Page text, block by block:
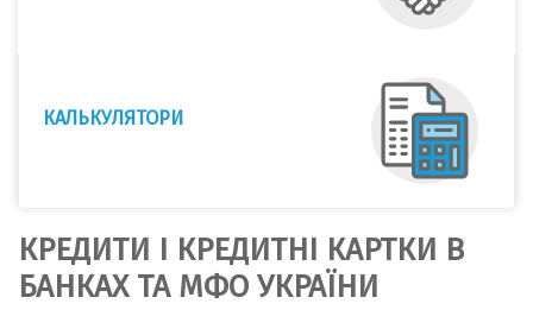
КАЛЬКУЛЯТОРИ
КРЕДИТИ І КРЕДИТНІ КАРТКИ В
БАНКАХ ТА МФО УКРАЇНИ